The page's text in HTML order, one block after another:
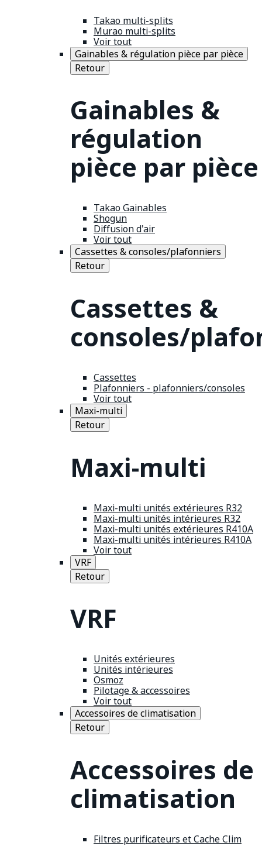
Takao multi-splits
Murao multi-splits
Voir tout
Gainables & régulation pièce par pièce
Retour
Gainables &
régulation
pièce par pièce
Takao Gainables
Shogun
Diffusion d'air
Voir tout
Cassettes & consoles/plafonniers
Retour
Cassettes &
consoles/
Cassettes
Plafonniers - plafonniers/consoles
Voir tout
Maxi-multi
Retour
Maxi-multi
Maxi-multi unités extérieures R32
Maxi-multi unités intérieures R32
Maxi-multi unités extérieures R410A
Maxi-multi unités intérieures R410A
Voir tout
VRF
Retour
VRF
Unités extérieures
Unités intérieures
Osmoz
Pilotage & accessoires
Voir tout
Accessoires de climatisation
Retour
Accessoires de
climatisation
Filtres purificateurs et Cache Clim